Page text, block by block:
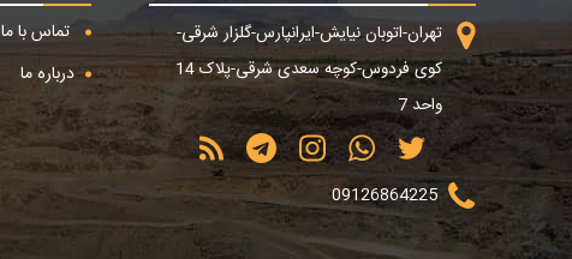
تهران-اتوبان نیایش-ایرانپارس-گلزار شرقی-
کوی فردوس-کوچه سعدی شرقی-پلاک 14
واحد 7
09126864225
تماس با ما
درباره ما